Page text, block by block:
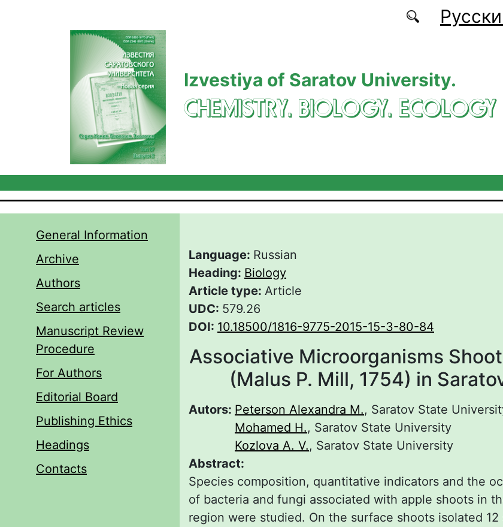
Izvestiya of Saratov University.
CHEMISTRY. BIOLOGY. ECOLOGY
General Information
Archive
Authors
Search articles
Manuscript Review
Procedure
For Authors
Editorial Board
Publishing Ethics
Headings
Contacts
Language: Russian
Heading: Biology
Article type: Article
UDC: 579.26
DOI: 10.18500/1816-9775-2015-15-3-80-84
Associative Microorganisms
(Malus P. Mill, 1754) in
Autors: Peterson Alexandra М., Saratov State
Mohamed H., Saratov State University
Kozlova A. V., Saratov State University
Abstract:
Species composition, quantitative indicators and the
of bacteria and fungi associated with apple shoots in
region were studied. On the surface shoots isolated